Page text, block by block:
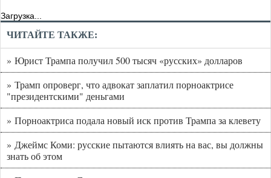
Загрузка...
ЧИТАЙТЕ ТАКЖЕ:
» Юрист Трампа получил 500 тысяч «русских» долларов
» Трамп опроверг, что адвокат заплатил порноактрисе
"президентскими" деньгами
» Порноактриса подала новый иск против Трампа за клевету
» Джеймс Коми: русские пытаются влиять на вас, вы должны
знать об этом